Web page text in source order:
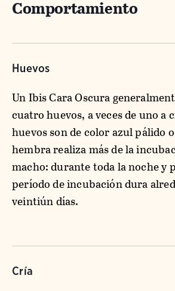
Comportamiento
Huevos
Un Ibis Cara Oscura
cuatro huevos, a veces de uno a
huevos son de color azul pálido
hembra realiza más de la
macho: durante toda la noche y
período de incubación dura
veintiún días.
Cría